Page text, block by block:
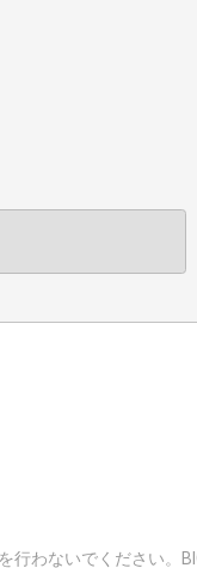
行わないでください。